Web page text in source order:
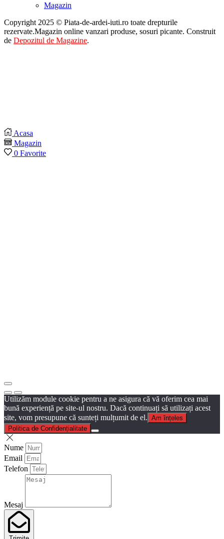
Magazin
Copyright 2025 © Piata-de-ardei-iuti.ro toate drepturile
rezervate.Magazin online vanzari produse, sosuri picante. Construit
de Depozitul de Magazine.
Acasa
Magazin
0 Favorite
Utilizăm module cookie pentru a ne asigura că vă oferim cea mai
bună experiență pe site-ul nostru. Dacă continuați să utilizați acest
site, vom presupune că sunteți mulțumit de el. Am înțeles
Politica de Confidențialitate
Nume
Email
Telefon
Mesaj